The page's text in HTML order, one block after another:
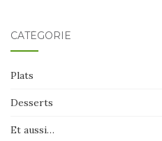
CATÉGORIE
Plats
Desserts
Et aussi…